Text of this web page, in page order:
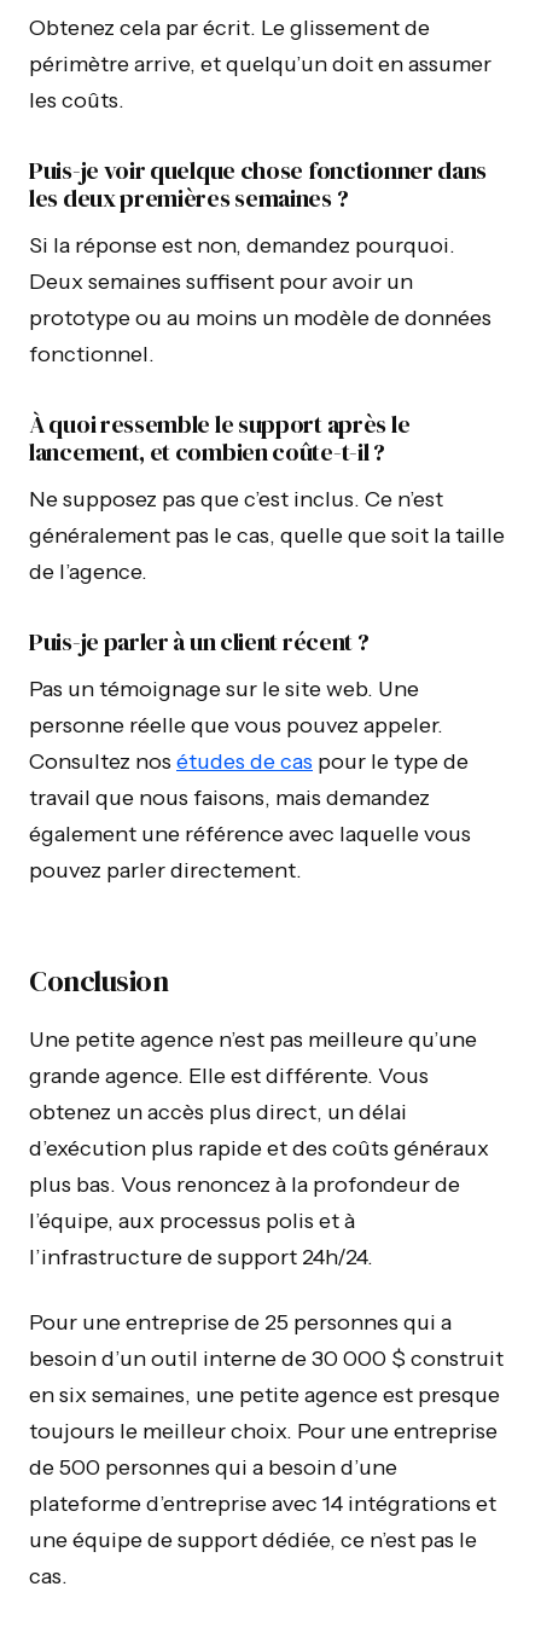
Obtenez cela par écrit. Le glissement de
périmètre arrive, et quelqu’un doit en assumer
les coûts.
Puis-je voir quelque chose fonctionner dans
les deux premières semaines ?
Si la réponse est non, demandez pourquoi.
Deux semaines suffisent pour avoir un
prototype ou au moins un modèle de données
fonctionnel.
À quoi ressemble le support après le
lancement, et combien coûte-t-il ?
Ne supposez pas que c’est inclus. Ce n’est
généralement pas le cas, quelle que soit la taille
de l’agence.
Puis-je parler à un client récent ?
Pas un témoignage sur le site web. Une
personne réelle que vous pouvez appeler.
Consultez nos études de cas pour le type de
travail que nous faisons, mais demandez
également une référence avec laquelle vous
pouvez parler directement.
Conclusion
Une petite agence n’est pas meilleure qu’une
grande agence. Elle est différente. Vous
obtenez un accès plus direct, un délai
d’exécution plus rapide et des coûts généraux
plus bas. Vous renoncez à la profondeur de
l’équipe, aux processus polis et à
l’infrastructure de support 24h/24.
Pour une entreprise de 25 personnes qui a
besoin d’un outil interne de 30 000 $ construit
en six semaines, une petite agence est presque
toujours le meilleur choix. Pour une entreprise
de 500 personnes qui a besoin d’une
plateforme d’entreprise avec 14 intégrations et
une équipe de support dédiée, ce n’est pas le
cas.